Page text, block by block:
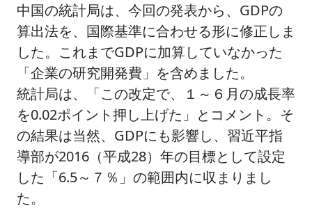
中国の統計局は、今回の発表から、GDPの
算出法を、国際基準に合わせる形に修正しま
した。これまでGDPに加算していなかった
「企業の研究開発費」を含めました。
統計局は、「この改定で、１～６月の成長率
を0.02ポイント押し上げた」とコメント。そ
の結果は当然、GDPにも影響し、習近平指
導部が2016（平成28）年の目標として設定
した「6.5～７％」の範囲内に収まりまし
た。